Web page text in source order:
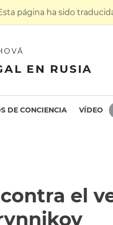
página ha sido
EN RUSIA
DE CONCIENCIA VÍDEO
el